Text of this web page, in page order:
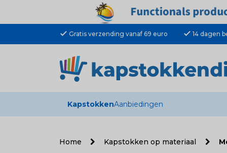
check Gratis verzending vanaf 69 euro check 14 dagen
KapstokkenAanbiedingen
Home Kapstokken op materiaal